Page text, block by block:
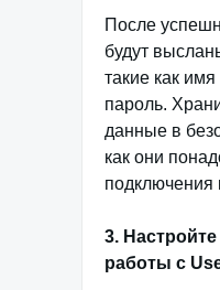
После
будут
такие как
пароль.
данные в
как они
подключения
3.
работы с